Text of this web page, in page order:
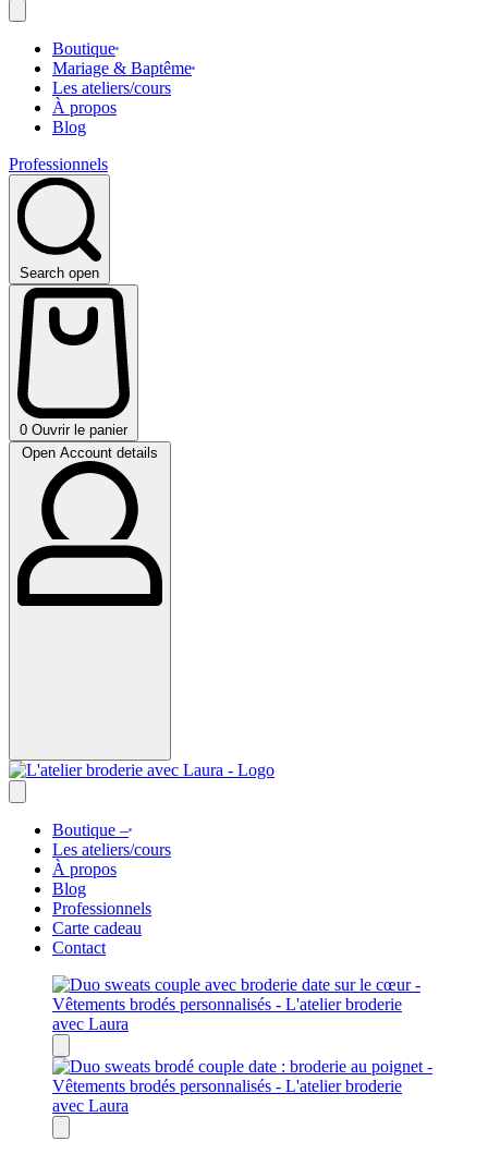
Boutique
Mariage & Baptême
Les ateliers/cours
À propos
Blog
Professionnels
Search open
0 Ouvrir le panier
Open Account details
Boutique –
Les ateliers/cours
À propos
Blog
Professionnels
Carte cadeau
Contact
ici !